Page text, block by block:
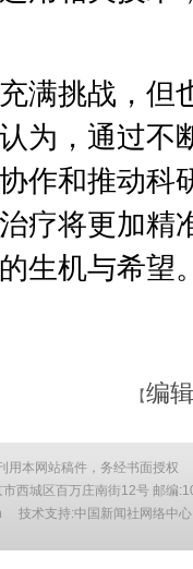
挑战，但
为，通过不
作和推动科
疗将更加精
生机与希望
【编
用本网站稿件，务经书面授权
西城区百万庄南街12号 邮编
技术支持:中国新闻社网络中心